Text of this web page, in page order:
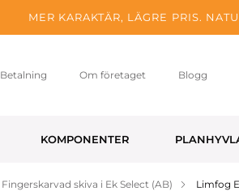
MER KARAKTÄR, LÄGRE PRIS.
Betalning Om företaget Blogg
KOMPONENTER
Fingerskarvad skiva i Ek Select (AB) Limfog